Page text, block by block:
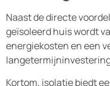
Naast de directe
geïsoleerd huis wordt
energiekosten en een
Kortom, isolatie biedt